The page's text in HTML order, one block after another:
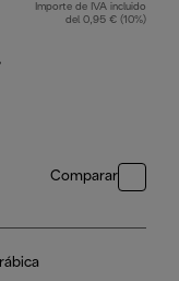
Importe de IVA incluido
del 0,95 € (10%)
Comparar